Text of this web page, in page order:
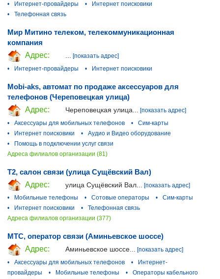
•
Интернет-провайдеры •
Интернет поисковики
•
Телефонная связь
Мир Митино телеком, телекоммуникационная
компания
Адрес:
[показать адрес]
•
Интернет-провайдеры • Интернет поисковики
Mobi-aks, автомат по продаже аксессуаров для
телефонов (Череповецкая улица)
Адрес:
Череповецкая улица...
[показать адрес]
•
Аксессуары для мобильных телефонов •
Сим-карты
•
Интернет поисковики •
Аудио и Видео оборудование
•
Помощь в подключении услуг связи
Адреса филиалов организации (81)
T2, салон связи (улица Сущёвский Вал)
Адрес:
улица Сущёвский Вал...
[показать адрес]
•
Мобильные телефоны • Сотовые операторы •
Сим-карты
•
Интернет поисковики •
Телефонная связь
Адреса филиалов организации (377)
МТС, оператор связи (Аминьевское шоссе)
Адрес:
Аминьевское шоссе... [показать адрес]
•
Аксессуары для мобильных телефонов •
Интернет-
провайдеры
• Мобильные телефоны •
Операторы кабельного